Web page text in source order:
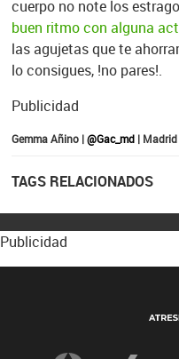
cuerpo no note los
buen ritmo con alguna
las agujetas que te
lo consigues, !no pares!.
Publicidad
Gemma Añino |@Gac_md| Madrid
TAGS RELACIONADOS
Publicidad